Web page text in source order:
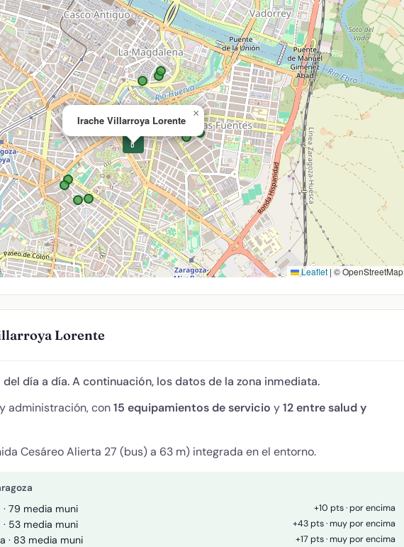
💊
Irache Villarroya Lorente
×
Leaflet |© OpenStreetMap
Lorente
día a día. A continuación, los datos de la zona inmediata.
administración, con15 equipamientos de servicio y12 entre salud y
Cesáreo Alierta 27 (bus) a 63 m) integrada en el entorno.
· 79 media muni +10 pts · por encima
· 53 media muni +43 pts · muy por encima
· 83 media muni +17 pts · muy por encima